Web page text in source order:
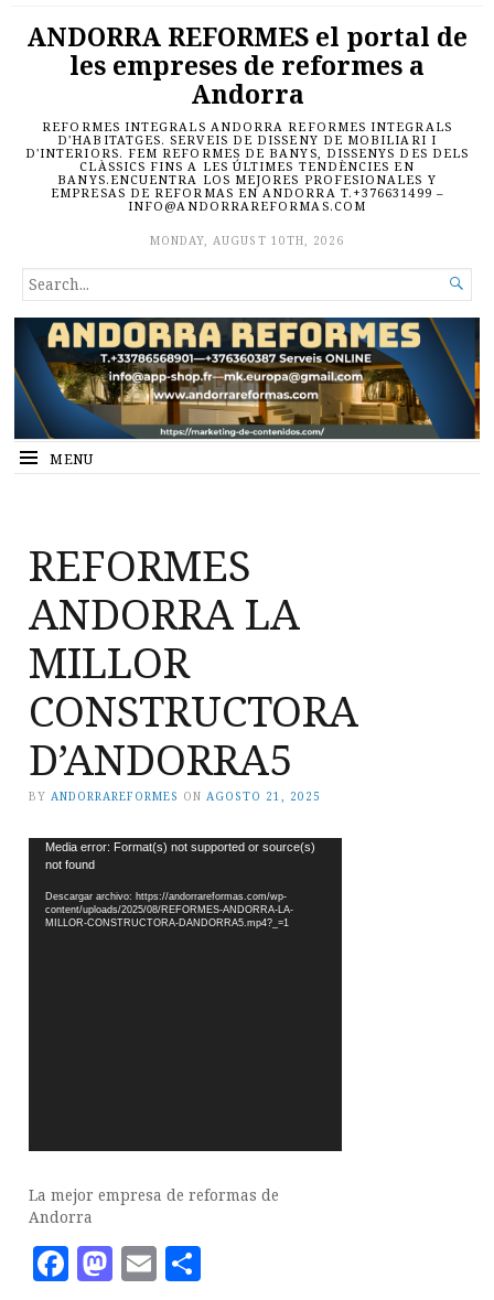
ANDORRA REFORMES el portal de
les empreses de reformes a
Andorra
REFORMES INTEGRALS ANDORRA REFORMES INTEGRALS
D'HABITATGES. SERVEIS DE DISSENY DE MOBILIARI I
D'INTERIORS. FEM REFORMES DE BANYS, DISSENYS DES DELS
CLÀSSICS FINS A LES ÚLTIMES TENDÈNCIES EN
BANYS.ENCUENTRA LOS MEJORES PROFESIONALES Y
EMPRESAS DE REFORMAS EN ANDORRA T.+376631499 –
INFO@ANDORRAREFORMAS.COM
MONDAY, AUGUST 10TH, 2026
SEARCH
FOR...

MENU
REFORMES
ANDORRA LA
MILLOR
CONSTRUCTORA
D’ANDORRA5
BY ANDORRAREFORMES ON AGOSTO 21, 2025
Reproductor
vídeo
Media error: Format(s) not supported or source(s)
not found
Descargar archivo: https://andorrareformas.com/wp-
content/uploads/2025/08/REFORMES-ANDORRA-LA-
MILLOR-CONSTRUCTORA-DANDORRA5.mp4?_=1
La mejor empresa de reformas de
Andorra
Facebook
Mastodon
Email